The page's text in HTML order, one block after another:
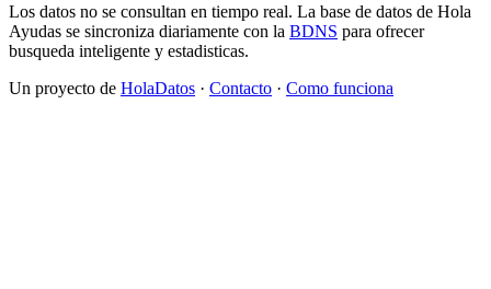
Los datos no se consultan en tiempo real. La base de datos de Hola
Ayudas se sincroniza diariamente con la BDNS para ofrecer
busqueda inteligente y estadisticas.
Un proyecto de HolaDatos · Contacto · Como funciona